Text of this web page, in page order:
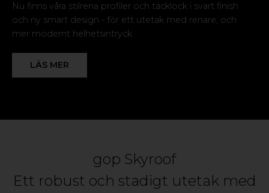
Nu finns våra stilrena profiler och täcklock i svart finish
och ny smart design - för ett utetak med renare, och
mer modernt helhetsintryck.
LÄS MER
gop Skyroof
Ett robust och stadigt utetak med